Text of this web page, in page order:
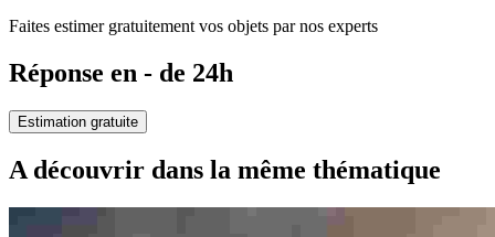
Faites estimer gratuitement vos objets par nos experts
Réponse en - de 24h
Estimation gratuite
A découvrir dans la même thématique